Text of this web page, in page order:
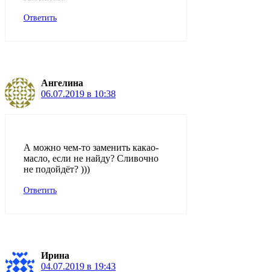
Ответить
Ангелина
06.07.2019 в 10:38
А можно чем-то заменить какао-
масло, если не найду? Сливочно
не подойдёт? )))
Ответить
Ирина
04.07.2019 в 19:43